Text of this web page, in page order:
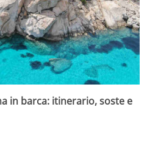
in barca: itinerario, soste e